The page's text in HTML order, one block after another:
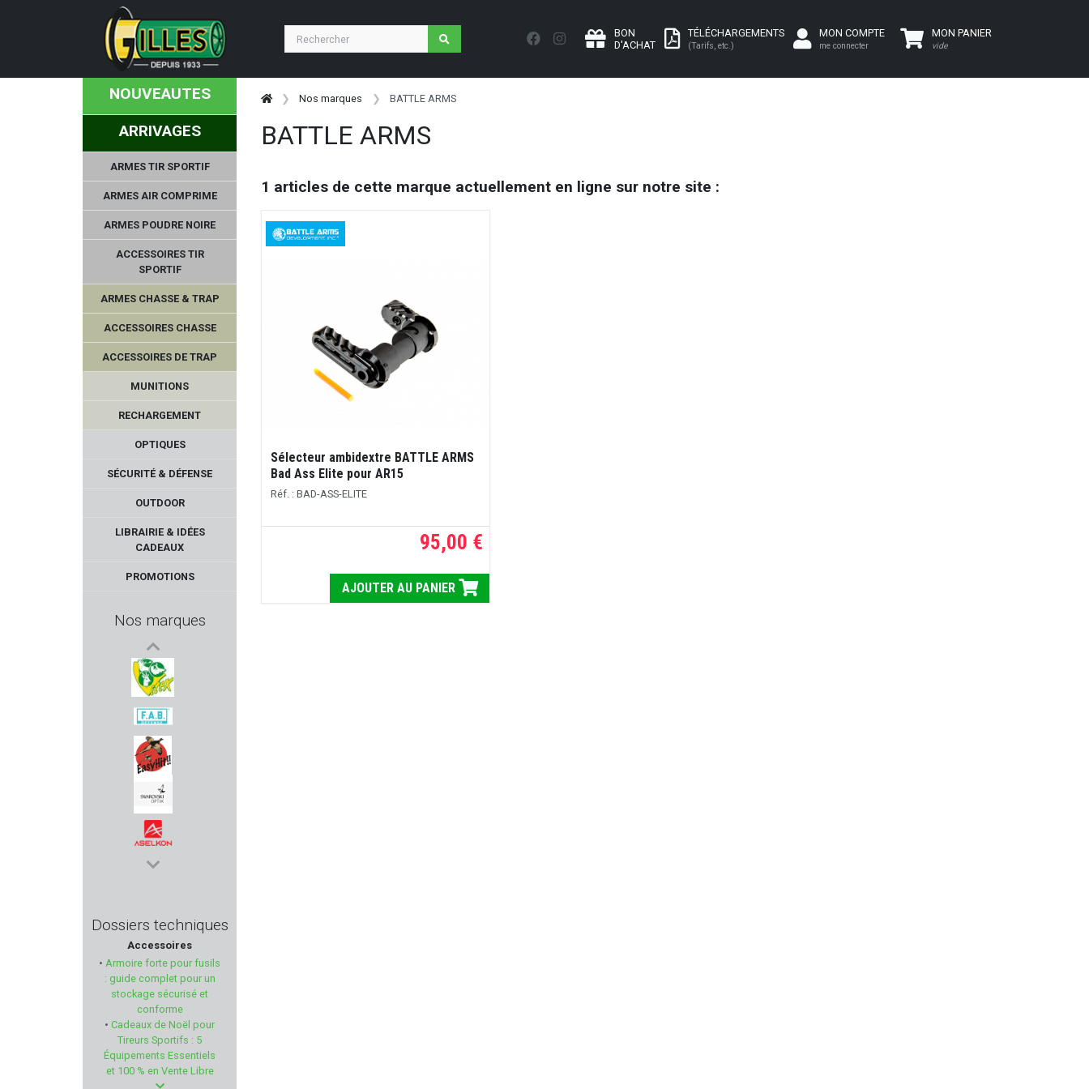
BON
D'ACHAT
TÉLÉCHARGEMENTS
(Tarifs, etc.)
MON COMPTE
me connecter
MON PANIER
vide
NOUVEAUTES
ARRIVAGES
ARMES TIR SPORTIF
ARMES AIR COMPRIME
ARMES POUDRE NOIRE
ACCESSOIRES TIR
SPORTIF
ARMES CHASSE & TRAP
ACCESSOIRES CHASSE
ACCESSOIRES DE TRAP
MUNITIONS
RECHARGEMENT
OPTIQUES
SÉCURITÉ & DÉFENSE
OUTDOOR
LIBRAIRIE & IDÉES
CADEAUX
PROMOTIONS
Nos marques
SCHMIDT & BENDER
VITEX
FAB DEFENSE
EASY HIT
SWAROVSKI OPTIK
ASELKON
LEDWAVE
ROTTWEIL
MFS AMMUNITION
KICK EEZ
Dossiers techniques
Accessoires
• Armoire forte pour fusils
: guide complet pour un
stockage sécurisé et
conforme
• Cadeaux de Noël pour
Tireurs Sportifs : 5
Équipements Essentiels
et 100 % en Vente Libre
Nos marques BATTLE ARMS
BATTLE ARMS
1 articles de cette marque actuellement en ligne sur notre site :
Sélecteur ambidextre BATTLE ARMS
Bad Ass Elite pour AR15
Réf. : BAD-ASS-ELITE
95,00 €
AJOUTER AU PANIER